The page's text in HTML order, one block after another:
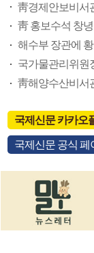
靑경제안보비서
국가물관리위원
靑해양수산비서
국제신문 카카오
국제신문 공식 페